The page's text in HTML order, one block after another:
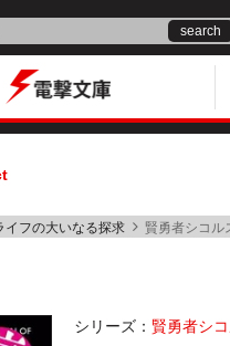
search
イフの大いなる探求 賢勇者シコル
シリーズ： 賢勇者シ